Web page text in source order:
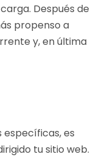
Después de
propenso a
y, en última
es
tu sitio web.